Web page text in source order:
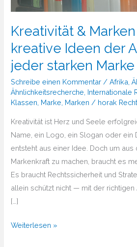
Kreativität &
kreative Ideen der
jeder starken
Schreibe einen Kommentar /Afrika ,
Ähnlichkeitsrecherche Internationale
Klassen Marke Marken / horak
Kreativität ist Herz und Seele
Name, ein Logo, ein Slogan oder ein
entsteht aus einer Idee. Doch um
Markenkraft zu machen, braucht es
Es braucht Rechtssicherheit und
allein schützt nicht — mit der
[…]
Kreativität
Weiterlesen »